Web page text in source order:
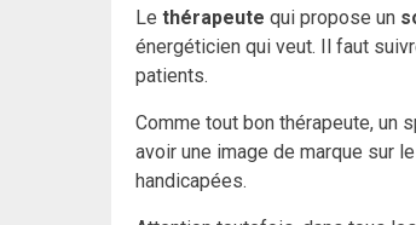
Le thérapeute qui propose un
énergéticien qui veut. Il faut
patients.
Comme tout bon thérapeute, un
avoir une image de marque sur
handicapées.